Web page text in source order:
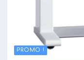
PROMO !